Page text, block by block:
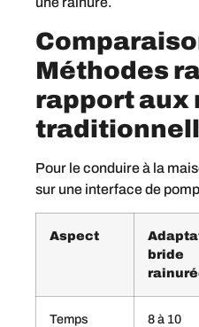
Méthodes
rapport aux
Pour le conduire à la
sur une interface de
Aspect
bride
Temps
8 à 10